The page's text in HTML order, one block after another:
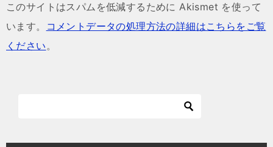
このサイトはスパムを低減するために Akismet を使って
います。
コメントデータの処理方法の詳細はこちらをご覧
ください。